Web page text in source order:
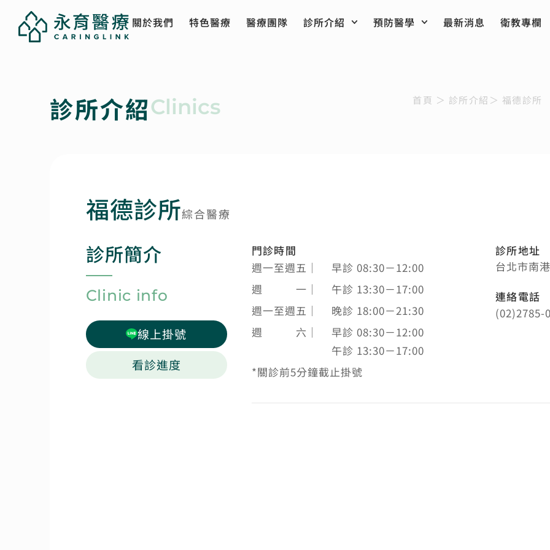
關於我們 特色醫療 醫療團隊 診所介紹 預防醫學 最新消息 衛教專欄
診所介紹Clinics 首頁 ＞ 診所介紹 ＞ 福德診所
福德診所綜合醫療
診所簡介
Clinic info
線上掛號
看診進度
門診時間
週一至週五 ｜
早診 08:30－12:00
週 一 ｜
午診 13:30－17:00
週一至週五 ｜
晚診 18:00－21:30
週 六 ｜
早診 08:30－12:00
午診 13:30－17:00
*關診前5分鐘截止掛號
診所地址
台北市南
連絡電話
(02)2785-